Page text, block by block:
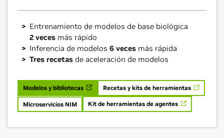
Entrenamiento de modelos de base biológica
2 veces más rápido
Inferencia de modelos 6 veces más rápida
Tres recetas de aceleración de modelos
Modelos y bibliotecas Recetas y kits de herramientas
Microservicios NIM Kit de herramientas de agentes